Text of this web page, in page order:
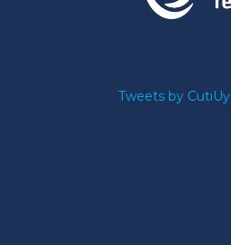
Tweets by CutiUy